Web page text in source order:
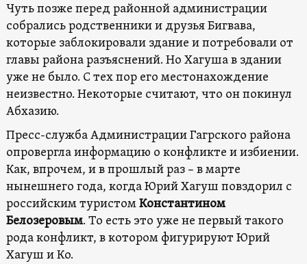
Чуть позже перед районной администрации
собрались родственники и друзья Бигвава,
которые заблокировали здание и потребовали от
главы района разъяснений. Но Хагуша в здании
уже не было. С тех пор его местонахождение
неизвестно. Некоторые считают, что он покинул
Абхазию.
Пресс-служба Администрации Гагрского района
опровергла информацию о конфликте и избиении.
Как, впрочем, и в прошлый раз – в марте
нынешнего года, когда Юрий Хагуш повздорил с
российским туристомКонстантином
Белозеровым. То есть это уже не первый такого
рода конфликт, в котором фигурируют Юрий
Хагуш и Ко.